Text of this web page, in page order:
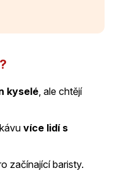
kyselé , ale chtějí
více lidí s
začínající baristy.